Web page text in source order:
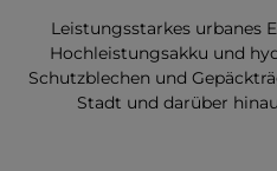
Leistungsstarkes urbanes
Hochleistungsakku und
Schutzblechen und
Stadt und darüber